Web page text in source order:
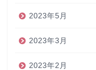
2023年5月
2023年3月
2023年2月